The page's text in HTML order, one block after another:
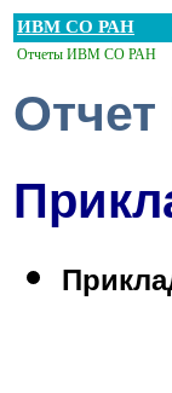
ИВМ СО РАН
Отчеты ИВМ СО РАН